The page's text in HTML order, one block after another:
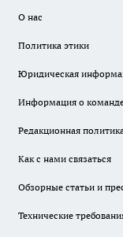
О нас
Политика этики
Юридическая
Информация о
Редакционная
Как с нами связаться
Обзорные статьи и
Технические